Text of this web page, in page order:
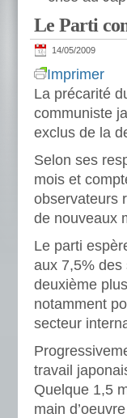
Le Parti
14/05/2009
Imprimer
La précarité
communiste
exclus de la
Selon ses
mois et
observateurs
de nouveaux
Le parti
aux 7,5% des
deuxième
notamment
secteur
travail
Quelque 1,5
main